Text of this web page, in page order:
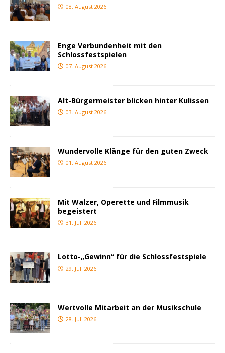
08. August 2026
Enge Verbundenheit mit den
Schlossfestspielen
07. August 2026
Alt-Bürgermeister blicken hinter Kulissen
03. August 2026
Wundervolle Klänge für den guten Zweck
01. August 2026
Mit Walzer, Operette und Filmmusik
begeistert
31. Juli 2026
Lotto-„Gewinn“ für die Schlossfestspiele
29. Juli 2026
Wertvolle Mitarbeit an der Musikschule
28. Juli 2026